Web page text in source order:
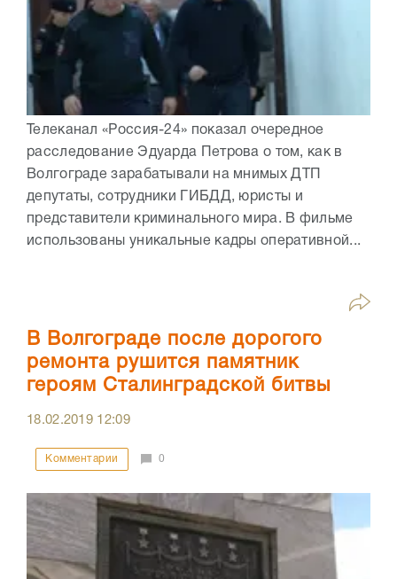
Телеканал «Россия-24» показал очередное
расследование Эдуарда Петрова о том, как в
Волгограде зарабатывали на мнимых ДТП
депутаты, сотрудники ГИБДД, юристы и
представители криминального мира. В фильме
использованы уникальные кадры оперативной...
В Волгограде после дорогого
ремонта рушится памятник
героям Сталинградской битвы
18.02.2019 12:09
Комментарии 0